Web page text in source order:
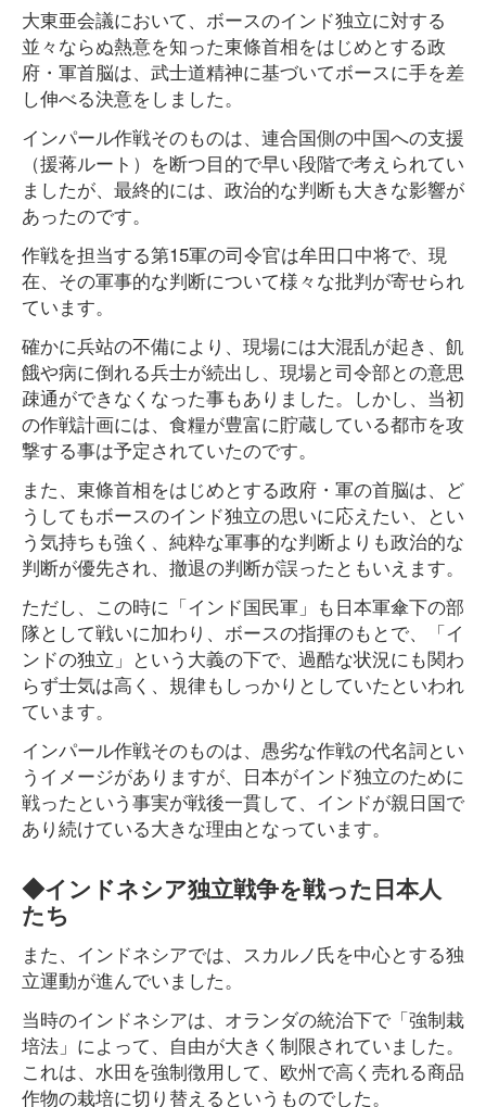
大東亜会議において、ボースのインド独立に対する
並々ならぬ熱意を知った東條首相をはじめとする政
府・軍首脳は、武士道精神に基づいてボースに手を差
し伸べる決意をしました。
インパール作戦そのものは、連合国側の中国への支援
（援蒋ルート）を断つ目的で早い段階で考えられてい
ましたが、最終的には、政治的な判断も大きな影響が
あったのです。
作戦を担当する第15軍の司令官は牟田口中将で、現
在、その軍事的な判断について様々な批判が寄せられ
ています。
確かに兵站の不備により、現場には大混乱が起き、飢
餓や病に倒れる兵士が続出し、現場と司令部との意思
疎通ができなくなった事もありました。しかし、当初
の作戦計画には、食糧が豊富に貯蔵している都市を攻
撃する事は予定されていたのです。
また、東條首相をはじめとする政府・軍の首脳は、ど
うしてもボースのインド独立の思いに応えたい、とい
う気持ちも強く、純粋な軍事的な判断よりも政治的な
判断が優先され、撤退の判断が誤ったともいえます。
ただし、この時に「インド国民軍」も日本軍傘下の部
隊として戦いに加わり、ボースの指揮のもとで、「イ
ンドの独立」という大義の下で、過酷な状況にも関わ
らず士気は高く、規律もしっかりとしていたといわれ
ています。
インパール作戦そのものは、愚劣な作戦の代名詞とい
うイメージがありますが、日本がインド独立のために
戦ったという事実が戦後一貫して、インドが親日国で
あり続けている大きな理由となっています。
◆インドネシア独立戦争を戦った日本人
たち
また、インドネシアでは、スカルノ氏を中心とする独
立運動が進んでいました。
当時のインドネシアは、オランダの統治下で「強制栽
培法」によって、自由が大きく制限されていました。
これは、水田を強制徴用して、欧州で高く売れる商品
作物の栽培に切り替えるというものでした。